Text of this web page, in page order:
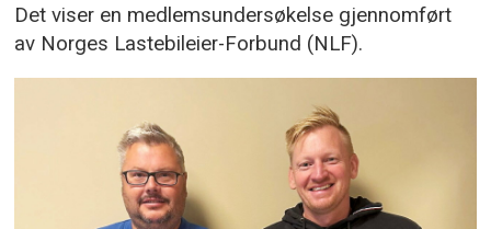
Det viser en medlemsundersøkelse gjennomført
av Norges Lastebileier-Forbund (NLF).